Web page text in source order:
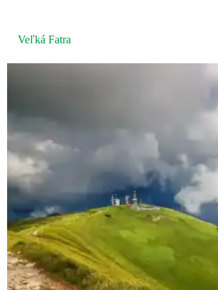
Veľká Fatra